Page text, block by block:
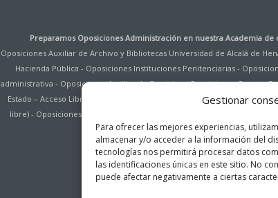
Gestionar
Para ofrecer las mejores experiencias,
almacenar y/o acceder a la información del
tecnologías nos permitirá procesar datos
las identificaciones únicas en este sitio. No
puede afectar negativamente a ciertas
Preparamos Oposiciones Administración en nuestra Academia de
Oposiciones Auxiliar de Archivo y Bibliotecas Universidad de Alcalá de
Hacienda Pública - Oposiciones Instituciones Penitenciarias -
administrativa - Oposiciones Auxiliar de Servicios-Oposiciones Cuerpo
Estado – Acceso Libre
Oposiciones Cuerpo General Auxiliar de la
libre)- Oposiciones Administrativo Comunidad de Madrid
Comunidad de Madrid